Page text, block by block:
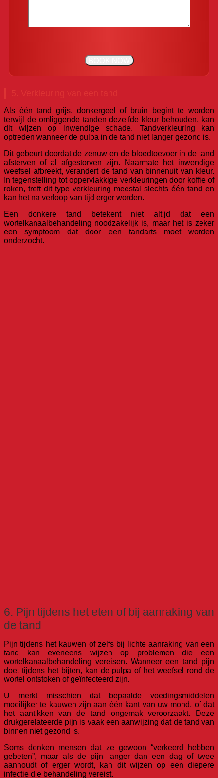
Als één tand grijs, donkergeel of bruin begint te worden
terwijl de omliggende tanden dezelfde kleur behouden, kan
dit wijzen op inwendige schade. Tandverkleuring kan
optreden wanneer de pulpa in de tand niet langer gezond is.
Dit gebeurt doordat de zenuw en de bloedtoevoer in de tand
afsterven of al afgestorven zijn. Naarmate het inwendige
weefsel afbreekt, verandert de tand van binnenuit van kleur.
In tegenstelling tot oppervlakkige verkleuringen door koffie of
roken, treft dit type verkleuring meestal slechts één tand en
kan het na verloop van tijd erger worden.
Een donkere tand betekent niet altijd dat een
wortelkanaalbehandeling noodzakelijk is, maar het is zeker
een symptoom dat door een tandarts moet worden
onderzocht.
6. Pijn tijdens het eten of bij aanraking van
de tand
Pijn tijdens het kauwen of zelfs bij lichte aanraking van een
tand kan eveneens wijzen op problemen die een
wortelkanaalbehandeling vereisen. Wanneer een tand pijn
doet tijdens het bijten, kan de pulpa of het weefsel rond de
wortel ontstoken of geïnfecteerd zijn.
U merkt misschien dat bepaalde voedingsmiddelen
moeilijker te kauwen zijn aan één kant van uw mond, of dat
het aantikken van de tand ongemak veroorzaakt. Deze
drukgerelateerde pijn is vaak een aanwijzing dat de tand van
binnen niet gezond is.
Soms denken mensen dat ze gewoon “verkeerd hebben
gebeten”, maar als de pijn langer dan een dag of twee
aanhoudt of erger wordt, kan dit wijzen op een diepere
infectie die behandeling vereist.